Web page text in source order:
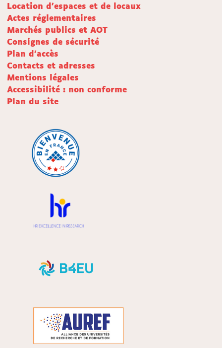
Location d'espaces et de locaux
Actes réglementaires
Marchés publics et AOT
Consignes de sécurité
Plan d'accès
Contacts et adresses
Mentions légales
Accessibilité : non conforme
Plan du site